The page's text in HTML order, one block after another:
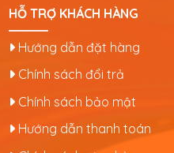
HỖ TRỢ KHÁCH HÀNG
Hướng dẫn đặt hàng
Chính sách đổi trả
Chính sách bảo mật
Hướng dẫn thanh toán